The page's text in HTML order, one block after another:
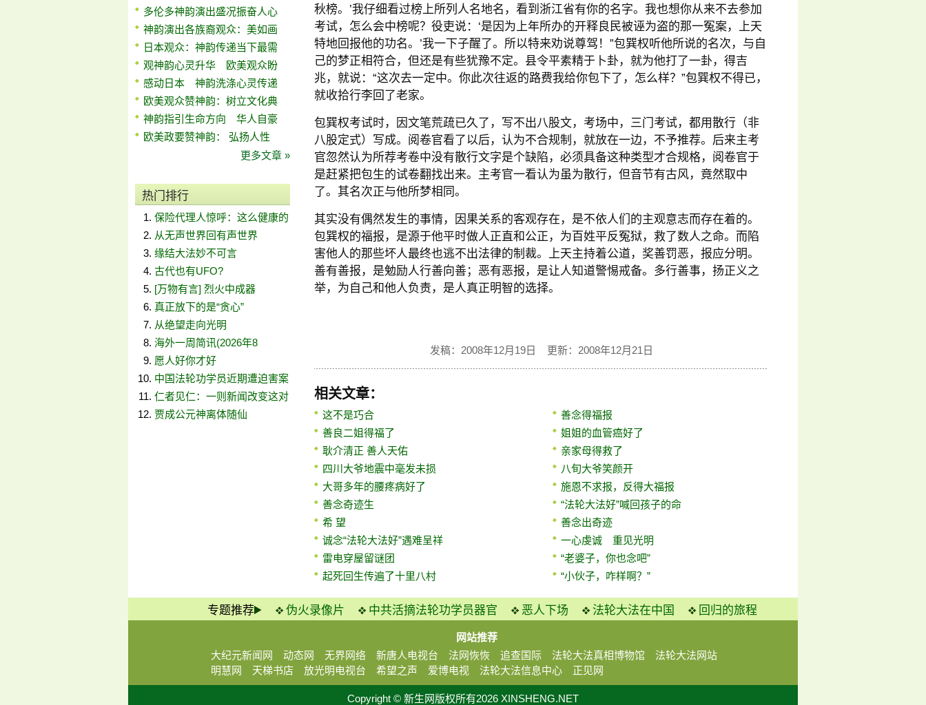
多伦多神韵演出盛况振奋人心
神韵演出各族裔观众：美如画
日本观众：神韵传递当下最需
观神韵心灵升华 欧美观众盼
感动日本 神韵洗涤心灵传递
欧美观众赞神韵：树立文化典
神韵指引生命方向 华人自豪
欧美政要赞神韵： 弘扬人性
更多文章 »
热门排行
保险代理人惊呼：这么健康的
从无声世界回有声世界
缘结大法妙不可言
古代也有UFO?
[万物有言] 烈火中成器
真正放下的是“贪心”
从绝望走向光明
海外一周简讯(2026年8
愿人好你才好
中国法轮功学员近期遭迫害案
仁者见仁：一则新闻改变这对
贾成公元神离体随仙
秋榜。’我仔细看过榜上所列人名地名，看到浙江省有你的名字。我也想你从来不去参加
考试，怎么会中榜呢？役吏说：‘是因为上年所办的开释良民被诬为盗的那一冤案，上天
特地回报他的功名。’我一下子醒了。所以特来劝说尊驾！”包巽权听他所说的名次，与自
己的梦正相符合，但还是有些犹豫不定。县令平素精于卜卦，就为他打了一卦，得吉
兆，就说：“这次去一定中。你此次往返的路费我给你包下了，怎么样？”包巽权不得已，
就收拾行李回了老家。
包巽权考试时，因文笔荒疏已久了，写不出八股文，考场中，三门考试，都用散行（非
八股定式）写成。阅卷官看了以后，认为不合规制，就放在一边，不予推荐。后来主考
官忽然认为所荐考卷中没有散行文字是个缺陷，必须具备这种类型才合规格，阅卷官于
是赶紧把包生的试卷翻找出来。主考官一看认为虽为散行，但音节有古风，竟然取中
了。其名次正与他所梦相同。
其实没有偶然发生的事情，因果关系的客观存在，是不依人们的主观意志而存在着的。
包巽权的福报，是源于他平时做人正直和公正，为百姓平反冤狱，救了数人之命。而陷
害他人的那些坏人最终也逃不出法律的制裁。上天主持着公道，奖善罚恶，报应分明。
善有善报，是勉励人行善向善；恶有恶报，是让人知道警惕戒备。多行善事，扬正义之
举，为自己和他人负责，是人真正明智的选择。
发稿：2008年12月19日 更新：2008年12月21日
相关文章：
这不是巧合
善良二姐得福了
耿介清正 善人天佑
四川大爷地震中毫发未损
大哥多年的腰疼病好了
善念奇迹生
希 望
诚念“法轮大法好”遇难呈祥
雷电穿屋留谜团
起死回生传遍了十里八村
善念得福报
姐姐的血管癌好了
亲家母得救了
八旬大爷笑颜开
施恩不求报，反得大福报
“法轮大法好”喊回孩子的命
善念出奇迹
一心虔诚 重见光明
“老婆子，你也念吧”
“小伙子，咋样啊？”
专题推荐 伪火录像片 中共活摘法轮功学员器官 恶人下场 法轮大法在中国 回归的旅程
网站推荐
大纪元新闻网
动态网 无界网络 新唐人电视台 法网恢恢 追查国际 法轮大法真相博物馆
法轮大法网站
明慧网
天梯书店 放光明电视台 希望之声 爱博电视 法轮大法信息中心 正见网
Copyright © 新生网版权所有2026 XINSHENG.NET